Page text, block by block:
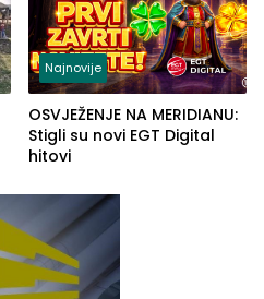
Najnovije
OSVJEŽENJE NA MERIDIANU:
Stigli su novi EGT Digital
hitovi